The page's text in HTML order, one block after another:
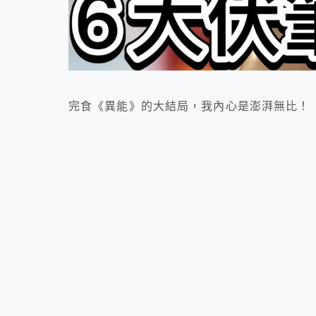
完食《異能》的大結局，我內心是澎湃無比！